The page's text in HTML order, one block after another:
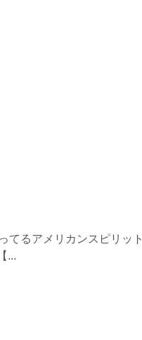
るアメリカンスピリット
...